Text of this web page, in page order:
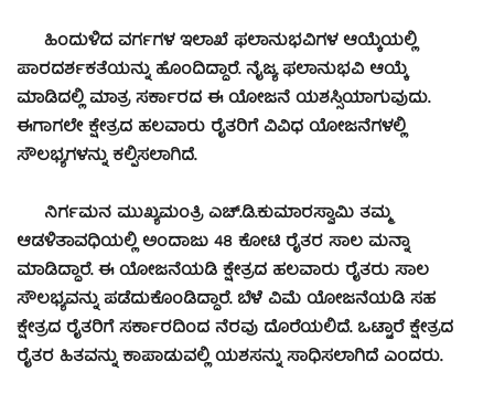
ಹಿಂದುಳಿದ ವರ್ಗಗಳ ಇಲಾಖೆ ಫಲಾನುಭವಿಗಳ ಆಯ್ಕೆಯಲ್ಲಿ
ಪಾರದರ್ಶಕತೆಯನ್ನು ಹೊಂದಿದ್ದಾರೆ. ನೈಜ್ಯ ಫಲಾನುಭವಿ ಆಯ್ಕೆ
ಮಾಡಿದಲ್ಲಿ ಮಾತ್ರ ಸರ್ಕಾರದ ಈ ಯೋಜನೆ ಯಶಸ್ಸಿಯಾಗುವುದು.
ಈಗಾಗಲೇ ಕ್ಷೇತ್ರದ ಹಲವಾರು ರೈತರಿಗೆ ವಿವಿಧ ಯೋಜನೆಗಳಲ್ಲಿ
ಸೌಲಭ್ಯಗಳನ್ನು ಕಲ್ಪಿಸಲಾಗಿದೆ.
ನಿರ್ಗಮನ ಮುಖ್ಯಮಂತ್ರಿ ಎಚ್.ಡಿ.ಕುಮಾರಸ್ವಾಮಿ ತಮ್ಮ
ಆಡಳಿತಾವಧಿಯಲ್ಲಿ ಅಂದಾಜು 48 ಕೋಟಿ ರೈತರ ಸಾಲ ಮನ್ನಾ
ಮಾಡಿದ್ಧಾರೆ. ಈ ಯೋಜನೆಯಡಿ ಕ್ಷೇತ್ರದ ಹಲವಾರು ರೈತರು ಸಾಲ
ಸೌಲಭ್ಯವನ್ನು ಪಡೆದುಕೊಂಡಿದ್ಧಾರೆ. ಬೆಳೆ ವಿಮೆ ಯೋಜನೆಯಡಿ ಸಹ
ಕ್ಷೇತ್ರದ ರೈತರಿಗೆ ಸರ್ಕಾರದಿಂದ ನೆರವು ದೊರೆಯಲಿದೆ. ಒಟ್ಟಾರೆ ಕ್ಷೇತ್ರದ
ರೈತರ ಹಿತವನ್ನು ಕಾಪಾಡುವಲ್ಲಿ ಯಶಸನ್ನು ಸಾಧಿಸಲಾಗಿದೆ ಎಂದರು.